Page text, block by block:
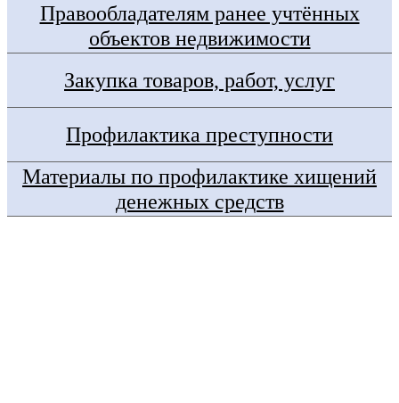
Правообладателям ранее учтённых
объектов недвижимости
Закупка товаров, работ, услуг
Профилактика преступности
Материалы по профилактике хищений
денежных средств